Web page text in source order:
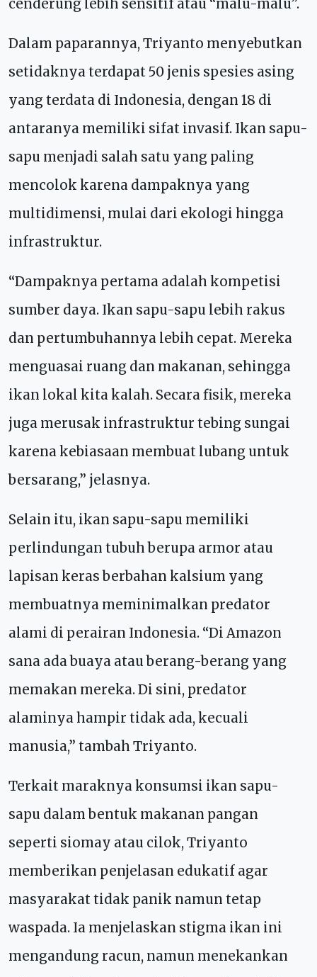
cenderung lebih sensitif atau “malu-malu”.
Dalam paparannya, Triyanto menyebutkan
setidaknya terdapat 50 jenis spesies asing
yang terdata di Indonesia, dengan 18 di
antaranya memiliki sifat invasif. Ikan sapu-
sapu menjadi salah satu yang paling
mencolok karena dampaknya yang
multidimensi, mulai dari ekologi hingga
infrastruktur.
“Dampaknya pertama adalah kompetisi
sumber daya. Ikan sapu-sapu lebih rakus
dan pertumbuhannya lebih cepat. Mereka
menguasai ruang dan makanan, sehingga
ikan lokal kita kalah. Secara fisik, mereka
juga merusak infrastruktur tebing sungai
karena kebiasaan membuat lubang untuk
bersarang,” jelasnya.
Selain itu, ikan sapu-sapu memiliki
perlindungan tubuh berupa armor atau
lapisan keras berbahan kalsium yang
membuatnya meminimalkan predator
alami di perairan Indonesia. “Di Amazon
sana ada buaya atau berang-berang yang
memakan mereka. Di sini, predator
alaminya hampir tidak ada, kecuali
manusia,” tambah Triyanto.
Terkait maraknya konsumsi ikan sapu-
sapu dalam bentuk makanan pangan
seperti siomay atau cilok, Triyanto
memberikan penjelasan edukatif agar
masyarakat tidak panik namun tetap
waspada. Ia menjelaskan stigma ikan ini
mengandung racun, namun menekankan